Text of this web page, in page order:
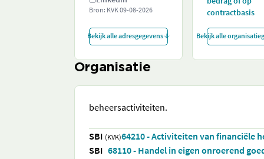
Bron: KVK09-08-2026
Bekijk alle adresgegevens
contractbasis
Bekijk alle
Organisatie
beheersactiviteiten.
SBI (KVK)64210 - Activiteiten van financiële
SBI 68110 - Handel in eigen onroerend